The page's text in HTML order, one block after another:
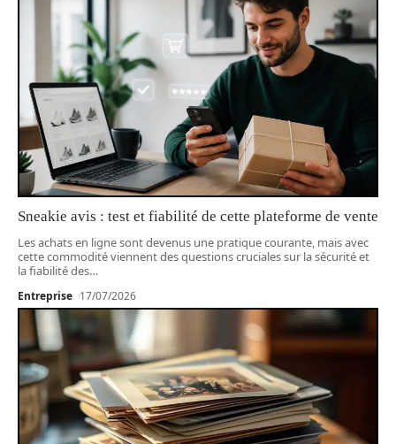
Sneakie avis : test et fiabilité de cette plateforme de vente
Les achats en ligne sont devenus une pratique courante, mais avec
cette commodité viennent des questions cruciales sur la sécurité et
la fiabilité des…
Entreprise 17/07/2026